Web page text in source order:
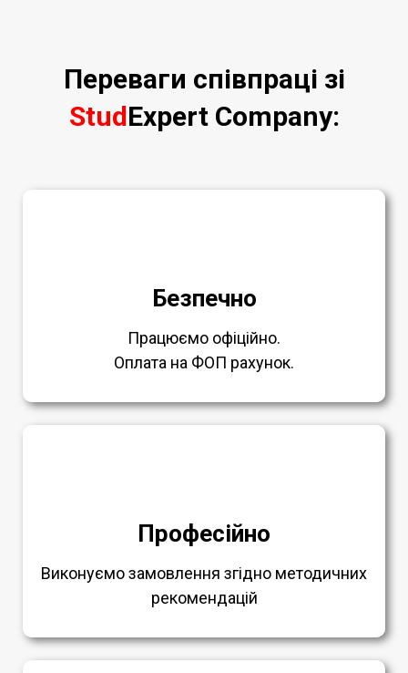
Переваги співпраці зі
StudExpert Company:
Безпечно
Працюємо офіційно.
Оплата на ФОП рахунок.
Професійно
Виконуємо замовлення згідно методичних
рекомендацій